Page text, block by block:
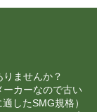
ませんか？
ーカーなので古い
したSMG規格）